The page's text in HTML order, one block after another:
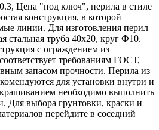
Цена "под ключ", перила в стиле
конструкция, в которой
линии. Для изготовления перил
стальная труба 40х20, круг Ф10.
с ограждением из
требованиям ГОСТ,
запасом прочности. Перила из
для установки внутри и
необходимо выполнить
Для выбора грунтовки, краски и
перейдите в соседний